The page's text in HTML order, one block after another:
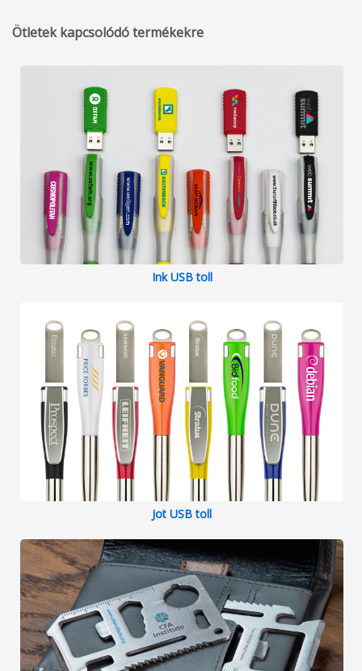
Ötletek kapcsolódó termékekre
Ink USB toll
Jot USB toll